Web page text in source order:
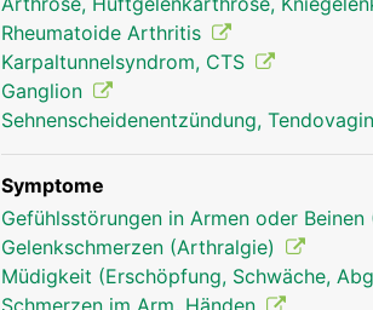
Handgelenk Frau
Rheumatoide Arthritis
Karpaltunnelsyndrom, CTS
Ganglion
Sehnenscheidenentzündung,
Symptome
Gefühlsstörungen in Armen oder
Gelenkschmerzen (Arthralgie)
Müdigkeit (Erschöpfung, Schwäche,
Schmerzen im Arm, Händen